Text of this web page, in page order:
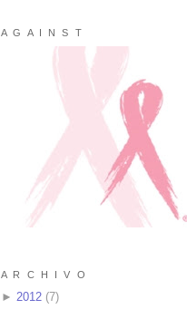
A G A I N S T
A R C H I V O
► 2012 (7)